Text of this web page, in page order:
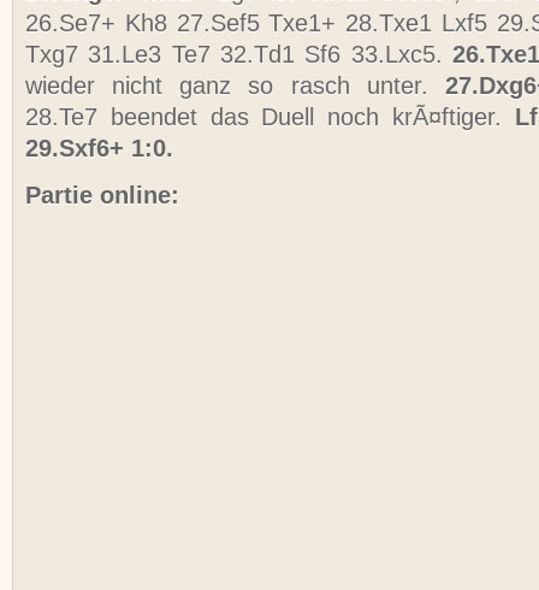
26.Se7+ Kh8 27.Sef5 Txe1+ 28.Txe1 Lxf5
Txg7 31.Le3 Te7 32.Td1 Sf6 33.Lxc5.
wieder nicht ganz so rasch unter.
28.Te7 beendet das Duell noch krÃ¤ftiger.
29.Sxf6+ 1:0.
Partie online: